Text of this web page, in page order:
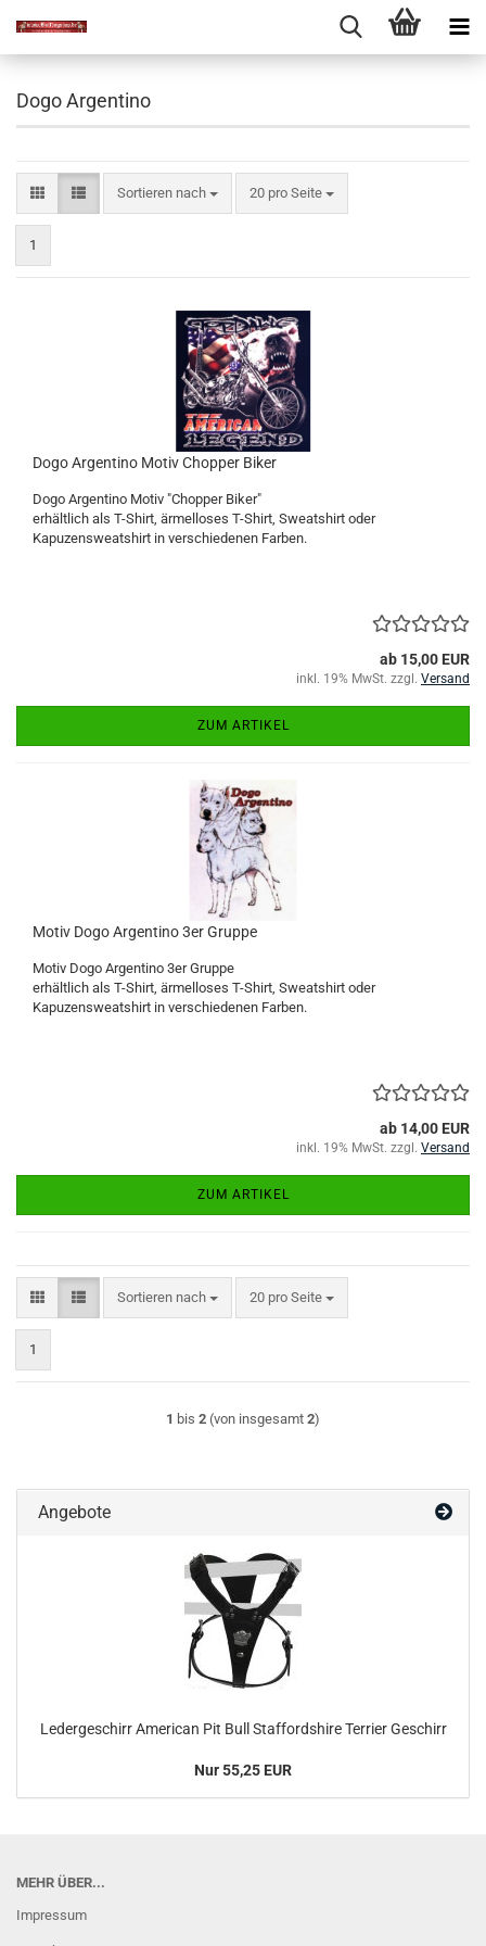
Dogo Argentino
Sortieren nach
Sortieren nach 20 pro Seite
pro Seite
1
Dogo Argentino Motiv Chopper Biker
Dogo Argentino Motiv "Chopper Biker"
erhältlich als T-Shirt, ärmelloses T-Shirt, Sweatshirt oder
Kapuzensweatshirt in verschiedenen Farben.
ab 15,00 EUR
inkl. 19% MwSt. zzgl. Versand
ZUM ARTIKEL
Motiv Dogo Argentino 3er Gruppe
Motiv Dogo Argentino 3er Gruppe
erhältlich als T-Shirt, ärmelloses T-Shirt, Sweatshirt oder
Kapuzensweatshirt in verschiedenen Farben.
ab 14,00 EUR
inkl. 19% MwSt. zzgl. Versand
ZUM ARTIKEL
Sortieren nach
Sortieren nach 20 pro Seite
pro Seite
1
1 bis 2 (von insgesamt 2)
Angebote
Ledergeschirr American Pit Bull Staffordshire Terrier Geschirr
Nur 55,25 EUR
MEHR ÜBER...
Impressum